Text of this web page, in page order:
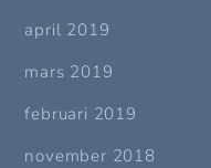
april 2019
mars 2019
februari 2019
november 2018